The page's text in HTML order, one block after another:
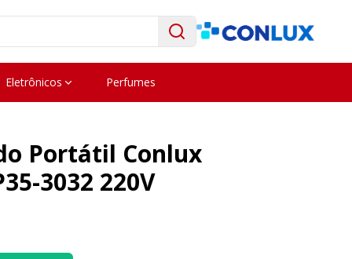
Eletrônicos Perfumes
Portátil Conlux
3032 220V